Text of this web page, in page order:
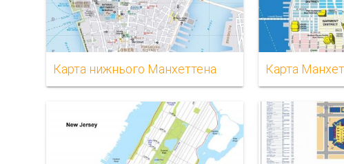
Карта нижнього Манхеттена Карта